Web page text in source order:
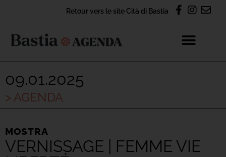
Retour vers le site Cità di Bastia
09.01.2025
> AGENDA
MOSTRA
VERNISSAGE | FEMME VIE